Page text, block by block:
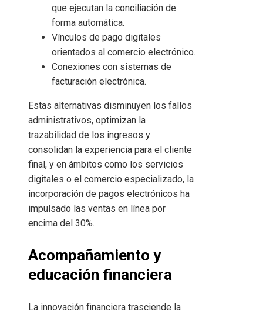
que ejecutan la conciliación de
forma automática.
Vínculos de pago digitales
orientados al comercio electrónico.
Conexiones con sistemas de
facturación electrónica.
Estas alternativas disminuyen los fallos
administrativos, optimizan la
trazabilidad de los ingresos y
consolidan la experiencia para el cliente
final, y en ámbitos como los servicios
digitales o el comercio especializado, la
incorporación de pagos electrónicos ha
impulsado las ventas en línea por
encima del 30%.
Acompañamiento y
educación financiera
La innovación financiera trasciende la